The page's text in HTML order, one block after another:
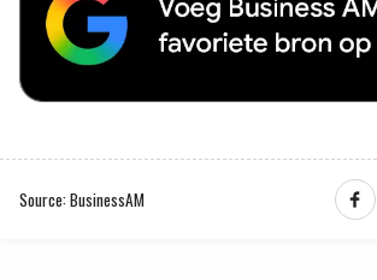
Source: BusinessAM